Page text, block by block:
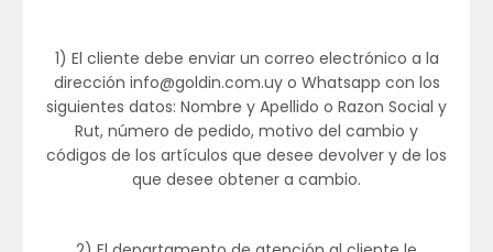
1) El cliente debe enviar un correo electrónico a la
dirección info@goldin.com.uy o Whatsapp con los
siguientes datos: Nombre y Apellido o Razon Social y
Rut, número de pedido, motivo del cambio y
códigos de los artículos que desee devolver y de los
que desee obtener a cambio.